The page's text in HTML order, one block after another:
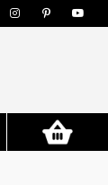
Carrinho